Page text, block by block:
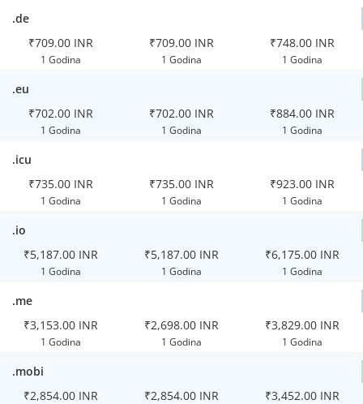
.de
₹709.00 INR
1 Godina
₹709.00 INR
1 Godina
₹748.00 INR
1 Godina
.eu
₹702.00 INR
1 Godina
₹702.00 INR
1 Godina
₹884.00 INR
1 Godina
.icu
₹735.00 INR
1 Godina
₹735.00 INR
1 Godina
₹923.00 INR
1 Godina
.io
₹5,187.00 INR
1 Godina
₹5,187.00 INR
1 Godina
₹6,175.00 INR
1 Godina
.me
₹3,153.00 INR
1 Godina
₹2,698.00 INR
1 Godina
₹3,829.00 INR
1 Godina
.mobi
₹2,854.00 INR
₹2,854.00 INR ₹3,452.00 INR